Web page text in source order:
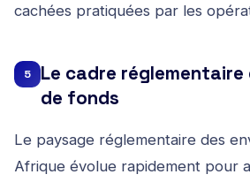
cachées pratiquées par les
5
Le cadre
de fonds
Le paysage réglementaire des
Afrique évolue rapidement pour